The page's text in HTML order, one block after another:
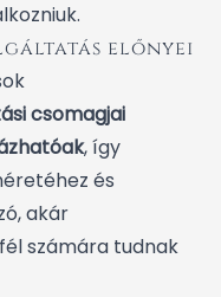
előnyei
csomagjai
, így
és
akár
számára tudnak